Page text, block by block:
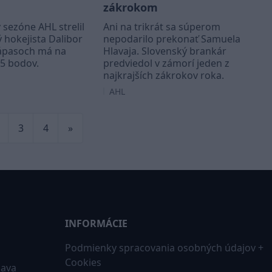
AHL strelil
hokejista Dalibor
má na
bodov.
zákrokom
Ani na trikrát sa súperom
nepodarilo prekonať Samuela
Hlavaja. Slovenský brankár
predviedol v zámorí jeden z
najkrajších zákrokov roka.
AHL
3 4 »
INFORMÁCIE
Podmienky spracovania osobných údajov +
Cookies